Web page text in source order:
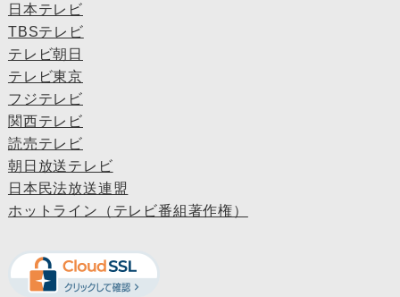
日本テレビ
TBSテレビ
テレビ朝日
テレビ東京
フジテレビ
関西テレビ
読売テレビ
朝日放送テレビ
日本民法放送連盟
ホットライン（テレビ番組著作権）